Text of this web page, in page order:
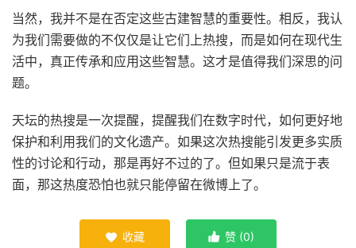
当然，我并不是在否定这些古建智慧的重要性。相反，我认
为我们需要做的不仅仅是让它们上热搜，而是如何在现代生
活中，真正传承和应用这些智慧。这才是值得我们深思的问
题。
天坛的热搜是一次提醒，提醒我们在数字时代，如何更好地
保护和利用我们的文化遗产。如果这次热搜能引发更多实质
性的讨论和行动，那是再好不过的了。但如果只是流于表
面，那这热度恐怕也就只能停留在微博上了。
 收藏  赞 (0)